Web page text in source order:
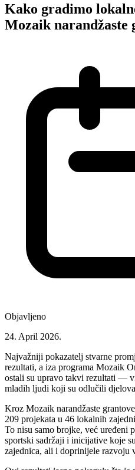
Kako gradimo
Mozaik narandžaste
Objavljeno
24. April 2026.
Najvažniji pokazatelj stvarne
rezultati, a iza programa Mozaik
ostali su upravo takvi rezultati —
mladih ljudi koji su odlučili
Kroz Mozaik narandžaste
209 projekata u 46 lokalnih
To nisu samo brojke, već uređeni
sportski sadržaji i inicijative koje
zajednica, ali i doprinijele razvoju